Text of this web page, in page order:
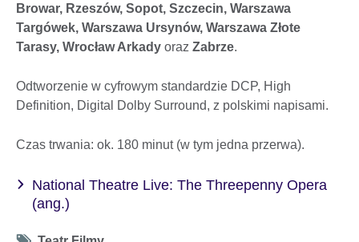
Browar, Rzeszów, Sopot, Szczecin, Warszawa
Targówek, Warszawa Ursynów, Warszawa Złote
Tarasy, Wrocław Arkady oraz Zabrze.
Odtworzenie w cyfrowym standardzie DCP, High
Definition, Digital Dolby Surround, z polskimi napisami.
Czas trwania: ok. 180 minut (w tym jedna przerwa).
National Theatre Live: The Threepenny Opera
(ang.)